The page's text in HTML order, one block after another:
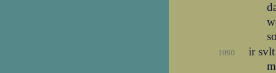
1090 ir svlt